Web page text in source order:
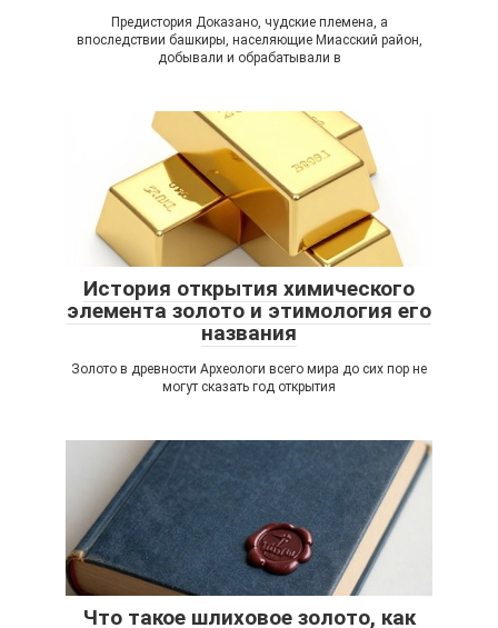
Предистория Доказано, чудские племена, а
впоследствии башкиры, населяющие Миасский район,
добывали и обрабатывали в
История открытия химического
элемента золото и этимология его
названия
Золото в древности Археологи всего мира до сих пор не
могут сказать год открытия
Что такое шлиховое золото, как